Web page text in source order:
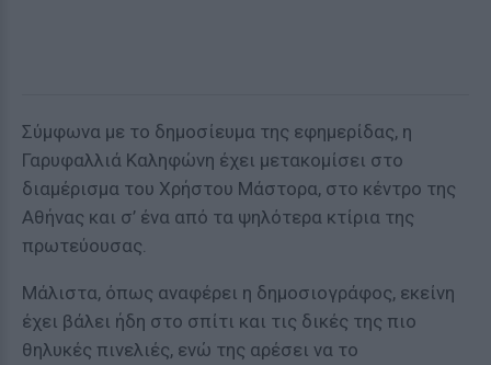
Σύμφωνα με το δημοσίευμα της εφημερίδας, η
Γαρυφαλλιά Καληφώνη έχει μετακομίσει στο
διαμέρισμα του Χρήστου Μάστορα, στο κέντρο της
Αθήνας και σ’ ένα από τα ψηλότερα κτίρια της
πρωτεύουσας.
Μάλιστα, όπως αναφέρει η δημοσιογράφος, εκείνη
έχει βάλει ήδη στο σπίτι και τις δικές της πιο
θηλυκές πινελιές, ενώ της αρέσει να το